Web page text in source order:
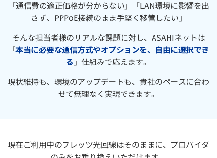
「通信費の適正価格が分からない」「LAN環境に影響を出
さず、PPPoE接続のまま手堅く移管したい」
そんな担当者様のリアルな課題に対し、ASAHIネットは
「本当に必要な通信方式やオプションを、自由に選択でき
る 」仕組みで応えます。
現状維持も、環境のアップデートも、貴社のペースに合わ
せて無理なく実現できます。
現在ご利用中のフレッツ光回線はそのままに、プロバイダ